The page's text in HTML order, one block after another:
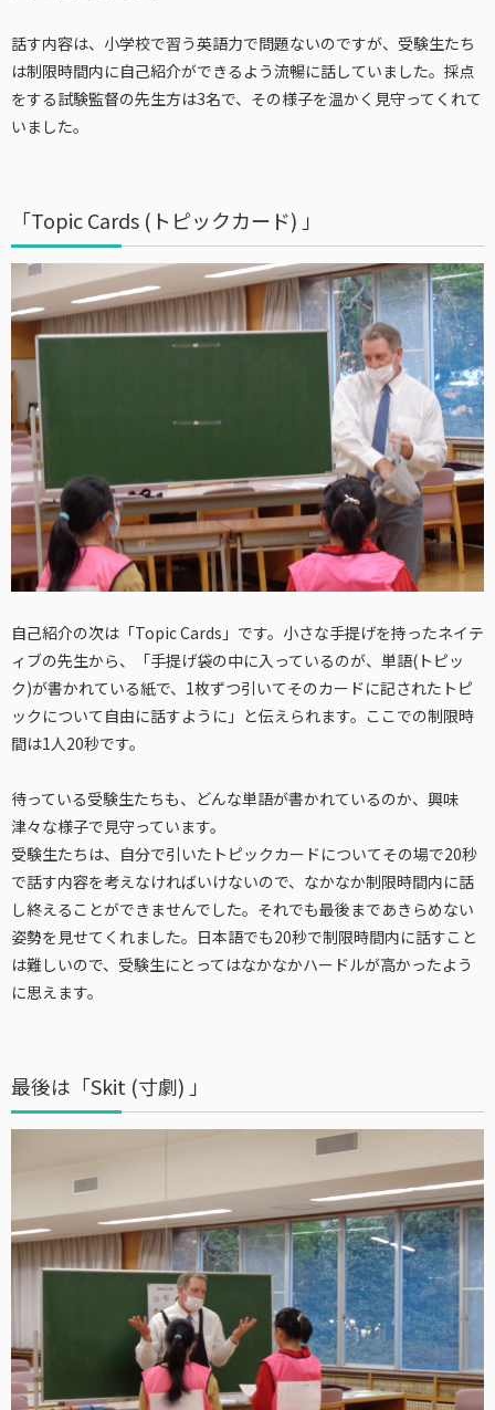
話す内容は、小学校で習う英語力で問題ないのですが、受験生たち
は制限時間内に自己紹介ができるよう流暢に話していました。採点
をする試験監督の先生方は3名で、その様子を温かく見守ってくれて
いました。
「Topic Cards (トピックカード) 」
自己紹介の次は「Topic Cards」です。小さな手提げを持ったネイテ
ィブの先生から、「手提げ袋の中に入っているのが、単語(トピッ
ク)が書かれている紙で、1枚ずつ引いてそのカードに記されたトピ
ックについて自由に話すように」と伝えられます。ここでの制限時
間は1人20秒です。
待っている受験生たちも、どんな単語が書かれているのか、興味
津々な様子で見守っています。
受験生たちは、自分で引いたトピックカードについてその場で20秒
で話す内容を考えなければいけないので、なかなか制限時間内に話
し終えることができませんでした。それでも最後まであきらめない
姿勢を見せてくれました。日本語でも20秒で制限時間内に話すこと
は難しいので、受験生にとってはなかなかハードルが高かったよう
に思えます。
最後は「Skit (寸劇) 」